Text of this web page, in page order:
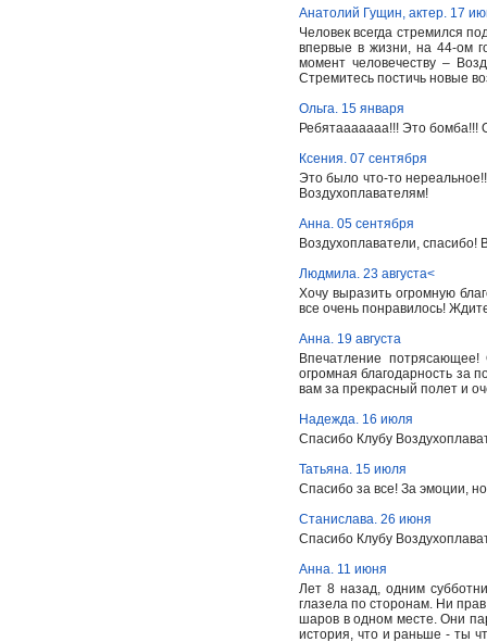
Анатолий Гущин, актер. 17
Человек всегда стремился
впервые в жизни, на 44-ом
момент человечеству –
Стремитесь постичь новые
Ольга. 15 января
Ребятааааааа!!! Это
Ксения. 07 сентября
Это было что-то
Воздухоплавателям!
Анна. 05 сентября
Воздухоплаватели, спасибо!
Людмила. 23 августа<
Хочу выразить огромную
все очень понравилось!
Анна. 19 августа
Впечатление
огромная благодарность за
вам за прекрасный полет и
Надежда. 16 июля
Спасибо Клубу
Татьяна. 15 июля
Спасибо за все! За эмоции,
Станислава. 26 июня
Спасибо Клубу
Анна. 11 июня
Лет 8 назад, одним
глазела по сторонам. Ни
шаров в одном месте. Они
история, что и раньше - ты